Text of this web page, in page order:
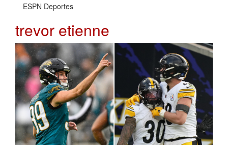
ESPN Deportes
trevor etienne